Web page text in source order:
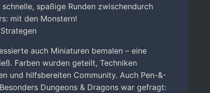
spaßige Runden zwischendurch
mit den Monstern!
auch Miniaturen bemalen – eine
Farben wurden geteilt, Techniken
und hilfsbereiten Community. Auch Pen-&-
Dungeons & Dragons war gefragt: